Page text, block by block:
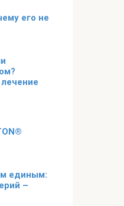
его не
единым:
–